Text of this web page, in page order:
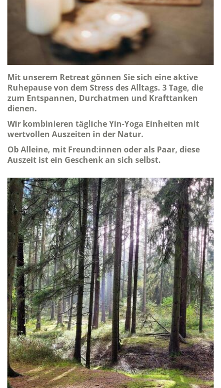
Mit unserem Retreat gönnen Sie sich eine aktive
Ruhepause von dem Stress des Alltags. 3 Tage, die
zum Entspannen, Durchatmen und Krafttanken
dienen.
Wir kombinieren tägliche Yin-Yoga Einheiten mit
wertvollen Auszeiten in der Natur.
Ob Alleine, mit Freund:innen oder als Paar, diese
Auszeit ist ein Geschenk an sich selbst.